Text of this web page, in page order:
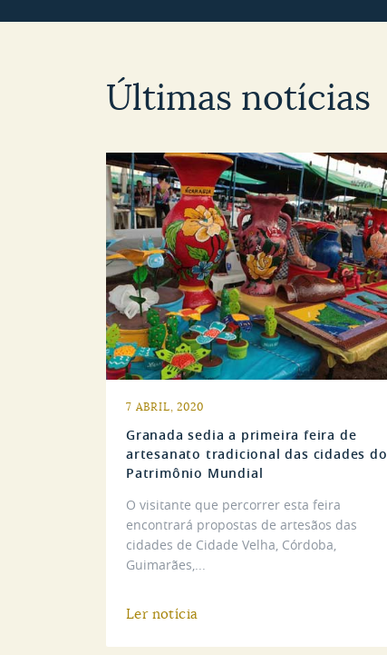
Últimas notícias
7 ABRIL, 2020
Granada sedia a primeira feira de
artesanato tradicional das cidades do
Patrimônio Mundial
O visitante que percorrer esta feira
encontrará propostas de artesãos das
cidades de Cidade Velha, Córdoba,
Guimarães,...
Ler notícia